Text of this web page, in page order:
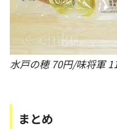
水戸の穂 70円/味将軍
まとめ